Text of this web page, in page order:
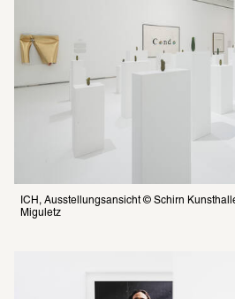
ICH, Ausstellungsansicht © Schirn
Miguletz